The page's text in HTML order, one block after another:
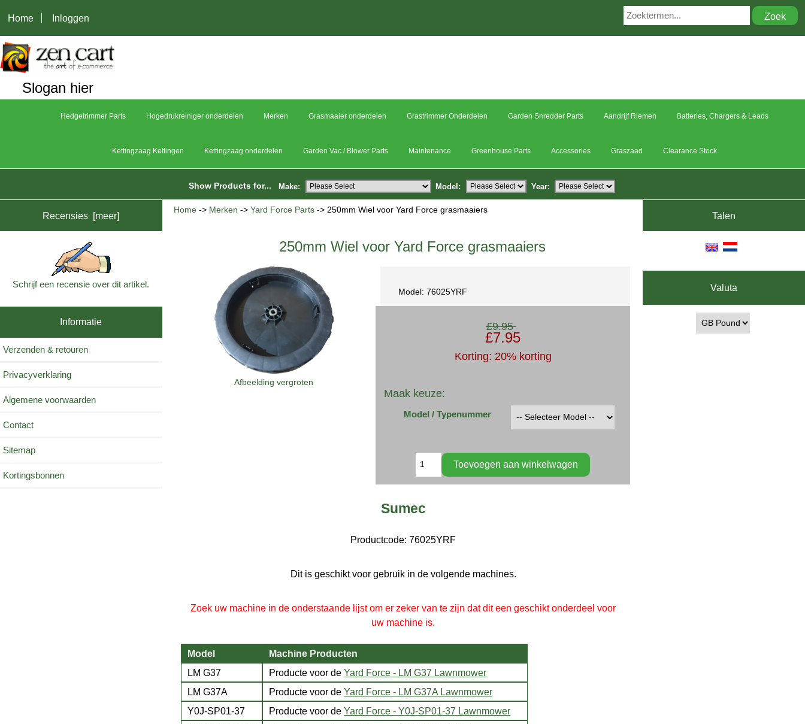
Home Inloggen
Slogan hier
Hedgetrimmer Parts Hogedrukreiniger onderdelen Merken Grasmaaier onderdelen Grastrimmer Onderdelen Garden Shredder Parts Aandrijf Riemen Batteries, Chargers & Leads
Kettingzaag Kettingen Kettingzaag onderdelen Garden Vac / Blower Parts Maintenance Greenhouse Parts Accessories Graszaad Clearance Stock
Show Products for... Make: Model: Year:
Recensies [meer]
Schrijf een recensie over dit artikel.
Informatie
Verzenden & retouren
Privacyverklaring
Algemene voorwaarden
Contact
Sitemap
Kortingsbonnen
Home -> Merken ->Yard Force Parts -> 250mm Wiel voor Yard Force grasmaaiers
250mm Wiel voor Yard Force grasmaaiers
Afbeelding vergroten
Model: 76025YRF
£9.95
£7.95
Korting: 20% korting
Maak keuze:
Model / Typenummer
Sumec
Productcode:76025YRF
Dit is geschikt voor gebruik in de volgende machines.
Zoek uw machine in de onderstaande lijst om er zeker van te zijn dat dit een geschikt onderdeel voor
uw machine is.
Model
Machine Producten
LM G37
Producte voor deYard Force - LM G37 Lawnmower
LM G37A
Producte voor deYard Force - LM G37A Lawnmower
Y0J-SP01-37
Producte voor deYard Force - Y0J-SP01-37 Lawnmower
Talen
Valuta